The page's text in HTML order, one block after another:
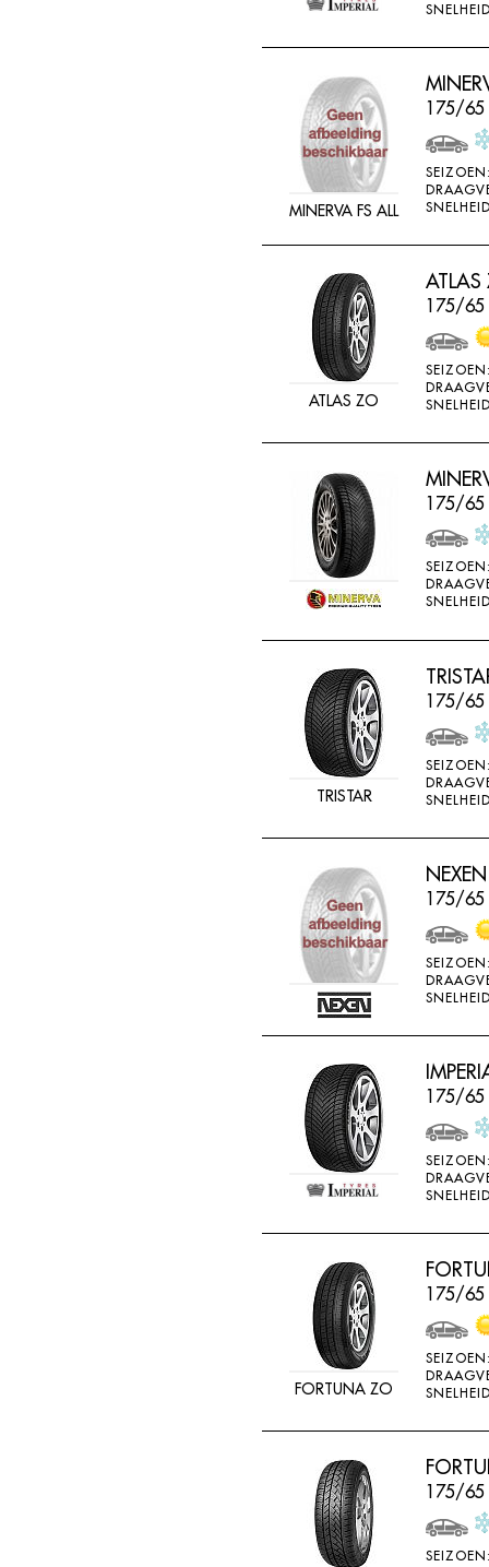
MINERVA FS ALL
175/65
ATLAS ZO
175/65
175/65
TRISTAR
175/65
175/65
175/65
FORTUNA ZO
175/65
175/65